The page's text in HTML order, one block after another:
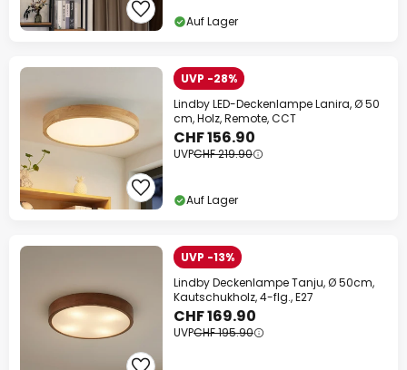
Auf Lager
UVP -28%
Lindby LED-Deckenlampe Lanira, Ø 50
cm, Holz, Remote, CCT
CHF 156.90
UVPCHF 219.90
Auf Lager
UVP -13%
Lindby Deckenlampe Tanju, Ø 50cm,
Kautschukholz, 4-flg., E27
CHF 169.90
UVPCHF 195.90